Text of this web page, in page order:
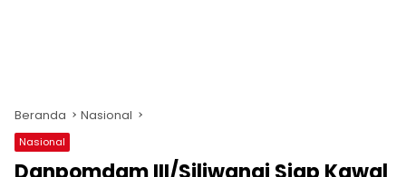
Beranda Nasional
Nasional